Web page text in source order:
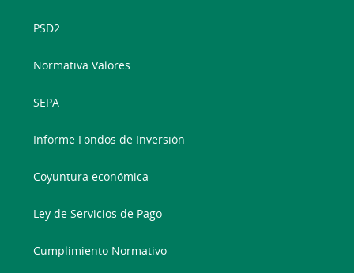
PSD2
Normativa Valores
SEPA
Informe Fondos de Inversión
Coyuntura económica
Ley de Servicios de Pago
Cumplimiento Normativo